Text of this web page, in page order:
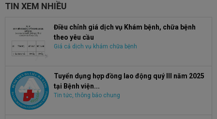
TIN XEM NHIỀU
Điều chỉnh giá dịch vụ Khám bệnh, chữa bệnh
theo yêu cầu
Giá cả dịch vụ khám chữa bệnh
Tuyển dụng hợp đồng lao động quý III năm 2025
tại Bệnh viện...
Tin tức, thông báo chung